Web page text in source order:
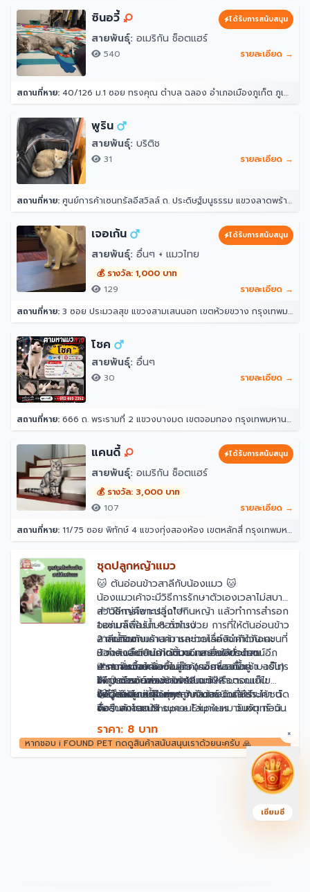
ซินอวี้ ได้รับการสนับสนุน
สายพันธุ์: อเมริกัน ช็อตแฮร์
540 รายละเอียด →
สถานที่หาย: 40/126 ม.1 ซอย ทรงคุณ ตำบล ฉลอง อำเภอเมืองภูเก็ต ภูเก็ต 83000
พูริน
สายพันธุ์: บริติช
31 รายละเอียด →
สถานที่หาย: ศูนย์การค้าเซนทรัลอีสวิลล์ ถ. ประดิษฐ์มนูธรรม แขวงลาดพร้าว ลาดพร้าว กรุงเทพมหานคร 10230
เจอเก้น ได้รับการสนับสนุน
สายพันธุ์: อื่นๆ + แมวไทย
💰 รางวัล: 1,000 บาท
129
รายละเอียด →
สถานที่หาย: 3 ซอย ประมวลสุข แขวงสามเสนนอก เขตห้วยขวาง กรุงเทพมหานคร 10320
โชค
สายพันธุ์: อื่นๆ
30 รายละเอียด →
สถานที่หาย: 666 ถ. พระรามที่ 2 แขวงบางมด เขตจอมทอง กรุงเทพมหานคร 10150
แคนดี้ ได้รับการสนับสนุน
สายพันธุ์: อเมริกัน ช็อตแฮร์
💰 รางวัล: 3,000 บาท
107
รายละเอียด →
สถานที่หาย: 11/75 ซอย พิทักษ์ 4 แขวงทุ่งสองห้อง เขตหลักสี่ กรุงเทพมหานคร 10210
ชุดปลูกหญ้าแมว
🐱 ต้นอ่อนข้าวสาลีกับน้องแมว 🐱
น้องแมวเค้าจะมีวิธีการรักษาตัวเองเวลาไม่สบาย
ส่วนใหญ่คือการวิ่งไปกินหญ้า แล้วทำการสำรอก
ออกมาเพื่อรักษาอาการป่วย การที่ให้ต้นอ่อนข้าว
สาลีเสริมกับเค้าสามารถช่วยเรื่องจำกัดก้อนขนที่
น้องๆ เลียเข้าไปได้ด้วย และยังมีประโยชน์อีก
มากมายด้วยค่ะ
🌱 ประโยชน์ของข้าวสาลีแมว??
- มีวิตามิน แร่ธาตุหลากหลายชนิดที่มีประโยชน์
ต่อร่างกายแมว
- มีอนุมูลอิสระช่วยต่อต้านมะเร็งในระบบทางเดิน
อาหาร
- ช่วยเพิ่มการสร้างเม็ดเลือดแดง ป้องกันภาวะ
- ช่วยให้หลอดเลือดมีความแข็งแรง ขยายหลอด
- มีไฟเบอร์ ช่วยในระบบขับถ่าย ป้องกันท้องผูก
🌱"วิธีการเพาะปลูก"🌱
1.แช่เมล็ดในน้ำ 8 ชั่วโมง
2.เทน้ำออก
3.วางเมล็ดบนถาดชั้นบน เกลี่ยให้ทั่วถาด
4.รอการงอกของเมล็ด (คอยพรมน้ำเช้า -เย็น)
5.โดนแดดยามเช้าสัก 10 นาทีหรือตอนเย็น
6.ไม่ต้องแช่น้ำในถาด
✅กดติดตามร้านค้า และกดไลค์สินค้าไว้นะคะ
✅กำลังจะมีสินค้าเข้ามาอีกหลายอย่างเลย
🚨กดสั่งซื้อได้เลยไม่ต้องรอถามสต๊อค
🛵💨 การจัดส่งของร้าน
🛵💨 ส่งโดย Kerry วันจันทร์-วันเสาร์
🛵💨 ส่งโดย Shopee Express วันจันทร์-วัน
📞💬ต้องการข้อมูลเพิ่มเติมสอบถามได้ทางแชท
🔧บริการหลังการขาย
📌📌ก่อนกด สั่งซื้อลูกค้า เช็คชื่อ ที่อยู่ เบอร์โทร
ให้ถูกต้อง เพราะทางร้านจะไม่สามารถแก้ไข
ข้อมูลให้ลูกค้าได้ค่ะ📌📌
😻😻หมายเหตุ : หากลูกค้าต้องการให้ร้านค้า ตัด
ชื่อสินค้าออกให้ รบกวนใส่มาในหมายเหตุ ก่อน
สั่งซื้อนะค่ะ ถ้าแจ้งมาในช่อง แชท จะไม่สามารถ
ตัดออกให้ได้ค่ะ 😻😻
ราคา: 8 บาท
หากชอบ i FOUND PET กดดูสินค้าสนับสนุนเราด้วยนะครับ 🙏
×
เซียมซี